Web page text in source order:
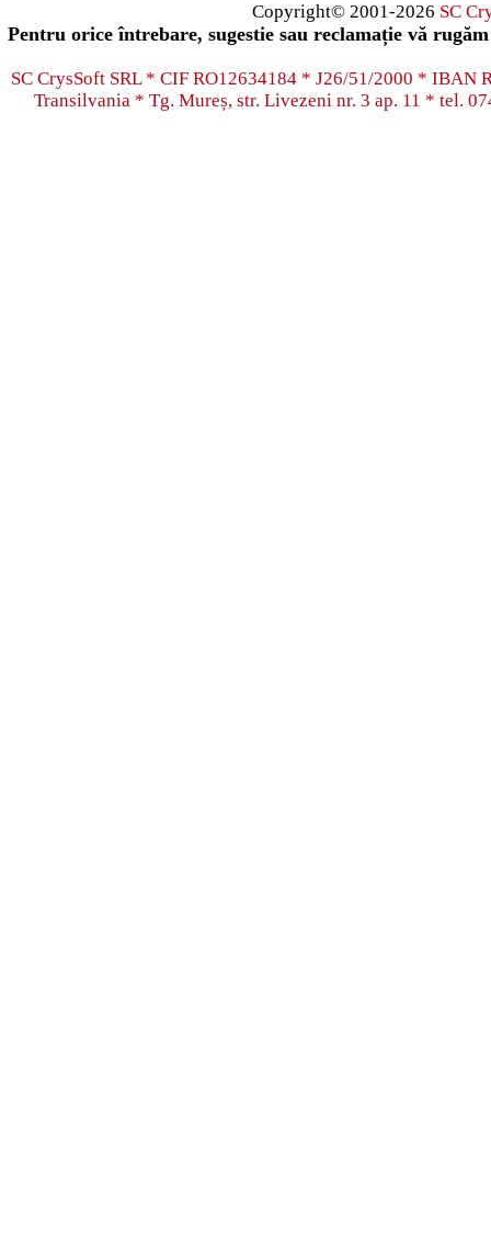
Copyright© 2001-2026 SC
Pentru orice întrebare, sugestie sau reclamație vă
SC CrysSoft SRL * CIF RO12634184 * J26/51/2000 * IBAN
Transilvania * Tg. Mureș, str. Livezeni nr. 3 ap. 11 * tel.